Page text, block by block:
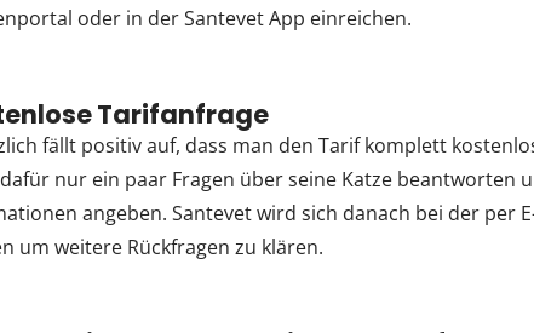
oder in der Santevet App einreichen.
Tarifanfrage
fällt positiv auf, dass man den Tarif komplett
nur ein paar Fragen über seine Katze beantworten
angeben. Santevet wird sich danach bei der per
um weitere Rückfragen zu klären.